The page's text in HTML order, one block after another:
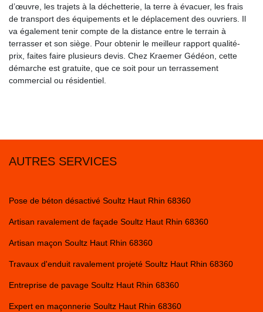
d’œuvre, les trajets à la déchetterie, la terre à évacuer, les frais
de transport des équipements et le déplacement des ouvriers. Il
va également tenir compte de la distance entre le terrain à
terrasser et son siège. Pour obtenir le meilleur rapport qualité-
prix, faites faire plusieurs devis. Chez Kraemer Gédéon, cette
démarche est gratuite, que ce soit pour un terrassement
commercial ou résidentiel.
AUTRES SERVICES
Pose de béton désactivé Soultz Haut Rhin 68360
Artisan ravalement de façade Soultz Haut Rhin 68360
Artisan maçon Soultz Haut Rhin 68360
Travaux d'enduit ravalement projeté Soultz Haut Rhin 68360
Entreprise de pavage Soultz Haut Rhin 68360
Expert en maçonnerie Soultz Haut Rhin 68360